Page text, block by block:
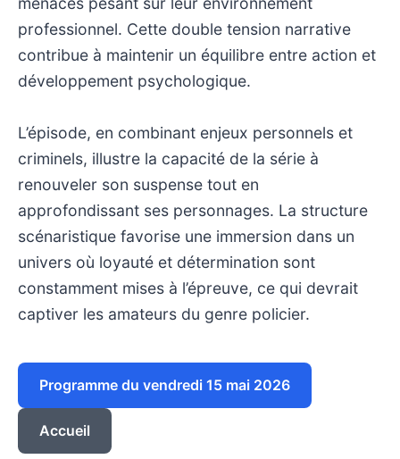
professionnel. Cette double tension narrative
contribue à maintenir un équilibre entre action et
développement psychologique.
L’épisode, en combinant enjeux personnels et
criminels, illustre la capacité de la série à
renouveler son suspense tout en
approfondissant ses personnages. La structure
scénaristique favorise une immersion dans un
univers où loyauté et détermination sont
constamment mises à l’épreuve, ce qui devrait
captiver les amateurs du genre policier.
Programme du vendredi 15 mai 2026
Accueil